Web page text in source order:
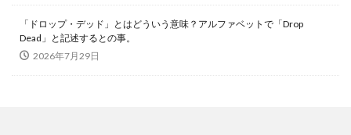
「ドロップ・デッド」とはどういう意味？アルファベットで「Drop
Dead」と記述するとの事。
2026年7月29日